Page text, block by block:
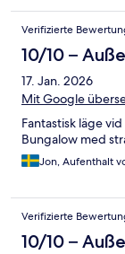
Strand
das Hotel nichts
dass externe
niederlassen. Die
entschuldigten
gab keinerlei
Verifizierte
10/10 –
17. Jan. 2026
Mit Google
Fantastisk läge
Bungalow med
Jon, Aufenthalt
Verifizierte
10/10 –